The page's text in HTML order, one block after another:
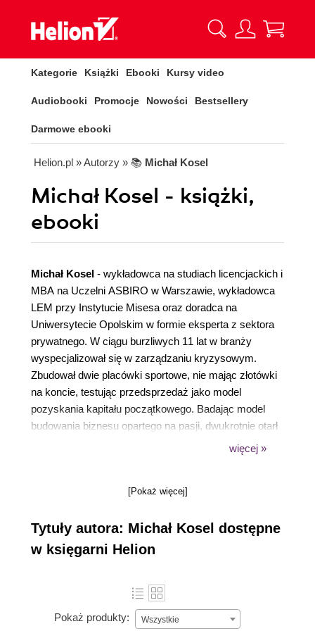
Kategorie Książki Ebooki Kursy video
Audiobooki Promocje Nowości Bestsellery
Darmowe ebooki
Helion.pl » Autorzy » 📚 Michał Kosel
Michał Kosel - książki,
ebooki
Michał Kosel - wykładowca na studiach licencjackich i
MBA na Uczelni ASBIRO w Warszawie, wykładowca
LEM przy Instytucie Misesa oraz doradca na
Uniwersytecie Opolskim w formie eksperta z sektora
prywatnego. W ciągu burzliwych 11 lat w branży
wyspecjalizował się w zarządzaniu kryzysowym.
Zbudował dwie placówki sportowe, nie mając złotówki
na koncie, testując przedsprzedaż jako model
pozyskania kapitału początkowego. Badając model
budowania biznesu opartego na pasji, dwukrotnie otarł
się o bankructwo, co pozwoliło mu wypracować
wiedzę. Założył fundację, która wspiera pasjonatów na
aby nie zabiła ich papierologia i zawiłe prawo. Prowadzi
również kancelarię Irbis, zabezpieczającą tych, którzy
chcą profesjonalizować swoją pasję, przed
niewiedzę pasjonatów. Na przestrzeni 2017 – 2020
kancelaria ochroniła prawie 500 przedsiębiorców
narażonych na kontrole, kary i nadużycia. Ma własny
więcej »
[Pokaż więcej]
Tytuły autora: Michał Kosel dostępne
w księgarni Helion
Pokaż produkty: Wszystkie